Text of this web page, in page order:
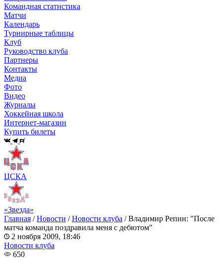
Командная статистика
Матчи
Календарь
Турнирные таблицы
Клуб
Руководство клуба
Партнеры
Контакты
Медиа
Фото
Видео
Журналы
Хоккейная школа
Интернет-магазин
Купить билеты
ЦСКА
«Звезда»
Главная /Новости /Новости клуба /Владимир Репин: "После
матча команда поздравила меня с дебютом"
2 ноября 2009, 18:46
Новости клуба
650